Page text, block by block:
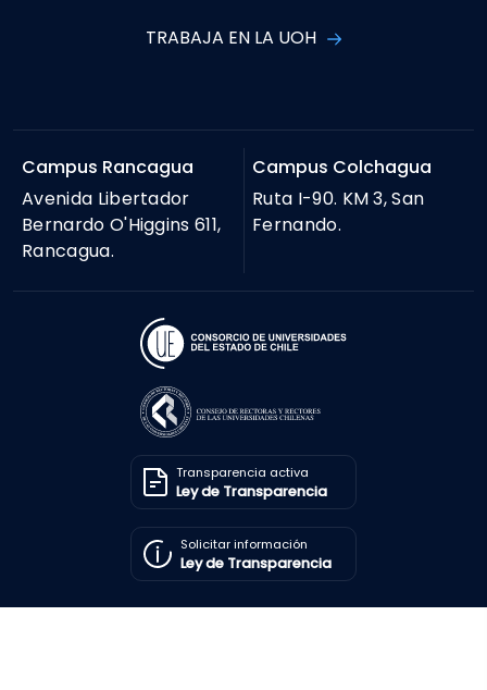
TRABAJA EN LA UOH
Campus Rancagua
Avenida Libertador
Bernardo O'Higgins 611,
Rancagua.
Campus Colchagua
Ruta I-90. KM 3, San
Fernando.
Transparencia activa
Ley de Transparencia
Solicitar información
Ley de Transparencia